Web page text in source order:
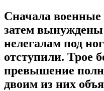
Сначала военные
затем
нелегалам под
отступили. Трое
превышение
двоим из них